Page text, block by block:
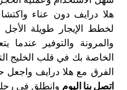
هلا درايف دون عناء
لخطط الإيجار طويلة الأجل
والمرونة والتوفير عندما
الخاصة بك في قلب الخليج
الفرق مع هلا درايف واجعل
اتصل بنا اليوم وانطلق في